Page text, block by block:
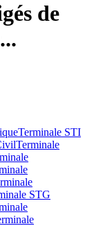
de
Terminale STI
Terminale
STG